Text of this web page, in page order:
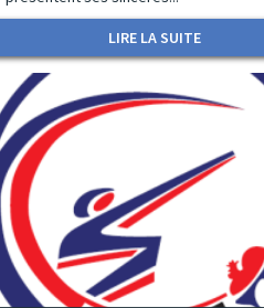
LIRE LA SUITE